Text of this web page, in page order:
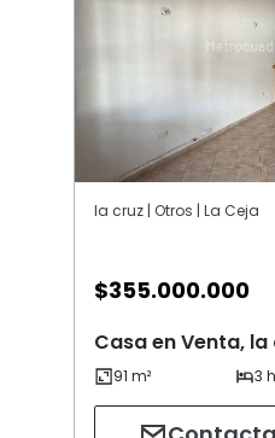
la cruz | Otros | La Ceja
$355.000.000
Casa en Venta, la